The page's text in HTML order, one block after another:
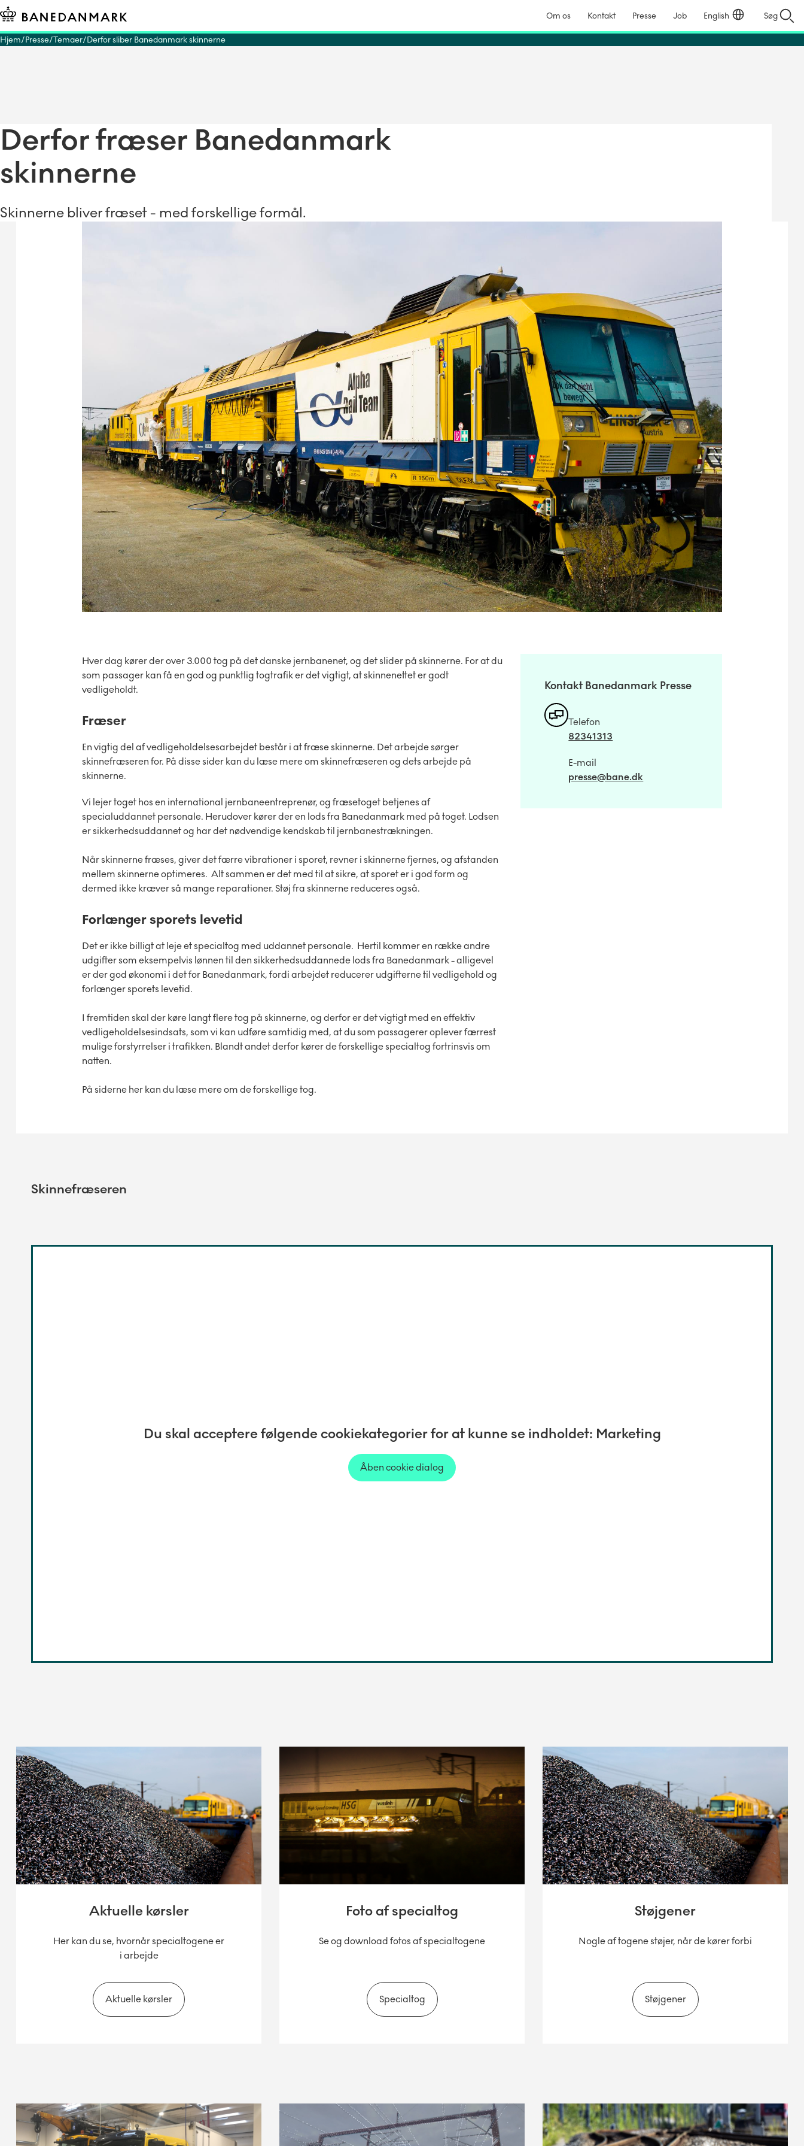
Om os Kontakt Presse Job English Søg
Hjem Presse Temaer Derfor sliber Banedanmark skinnerne
Derfor fræser Banedanmark
skinnerne
Skinnerne bliver fræset - med forskellige formål.
Hver dag kører der over 3.000 tog på det danske jernbanenet, og det slider på skinnerne. For at du
som passager kan få en god og punktlig togtrafik er det vigtigt, at skinnenettet er godt
vedligeholdt.
Fræser
En vigtig del af vedligeholdelsesarbejdet består i at fræse skinnerne. Det arbejde sørger
skinnefræseren for. På disse sider kan du læse mere om skinnefræseren og dets arbejde på
skinnerne.
Vi lejer toget hos en international jernbaneentreprenør, og fræsetoget betjenes af
specialuddannet personale. Herudover kører der en lods fra Banedanmark med på toget. Lodsen
er sikkerhedsuddannet og har det nødvendige kendskab til jernbanestrækningen.
Når skinnerne fræses, giver det færre vibrationer i sporet, revner i skinnerne fjernes, og afstanden
mellem skinnerne optimeres. Alt sammen er det med til at sikre, at sporet er i god form og
dermed ikke kræver så mange reparationer. Støj fra skinnerne reduceres også.
Forlænger sporets levetid
Det er ikke billigt at leje et specialtog med uddannet personale. Hertil kommer en række andre
udgifter som eksempelvis lønnen til den sikkerhedsuddannede lods fra Banedanmark - alligevel
er der god økonomi i det for Banedanmark, fordi arbejdet reducerer udgifterne til vedligehold og
forlænger sporets levetid.
I fremtiden skal der køre langt flere tog på skinnerne, og derfor er det vigtigt med en effektiv
vedligeholdelsesindsats, som vi kan udføre samtidig med, at du som passagerer oplever færrest
mulige forstyrrelser i trafikken. Blandt andet derfor kører de forskellige specialtog fortrinsvis om
natten.
På siderne her kan du læse mere om de forskellige tog.
Kontakt Banedanmark Presse
Telefon
82341313
E-mail
presse@bane.dk
Skinnefræseren
Du skal acceptere følgende cookiekategorier for at kunne se indholdet: Marketing
Aktuelle kørsler
Her kan du se, hvornår specialtogene er
i arbejde
Aktuelle kørsler
Foto af specialtog
Se og download fotos af specialtogene
Specialtog
Støjgener
Nogle af togene støjer, når de kører forbi
Støjgener